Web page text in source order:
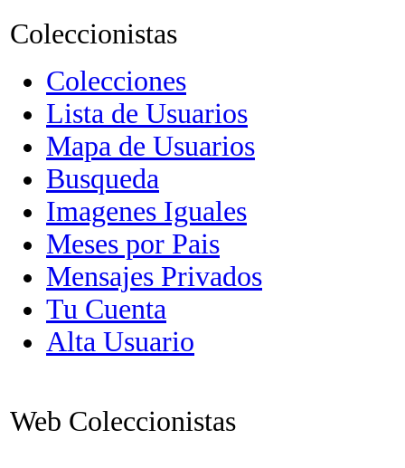
Coleccionistas
Colecciones
Lista de Usuarios
Mapa de Usuarios
Busqueda
Imagenes Iguales
Meses por Pais
Mensajes Privados
Tu Cuenta
Alta Usuario
Web Coleccionistas